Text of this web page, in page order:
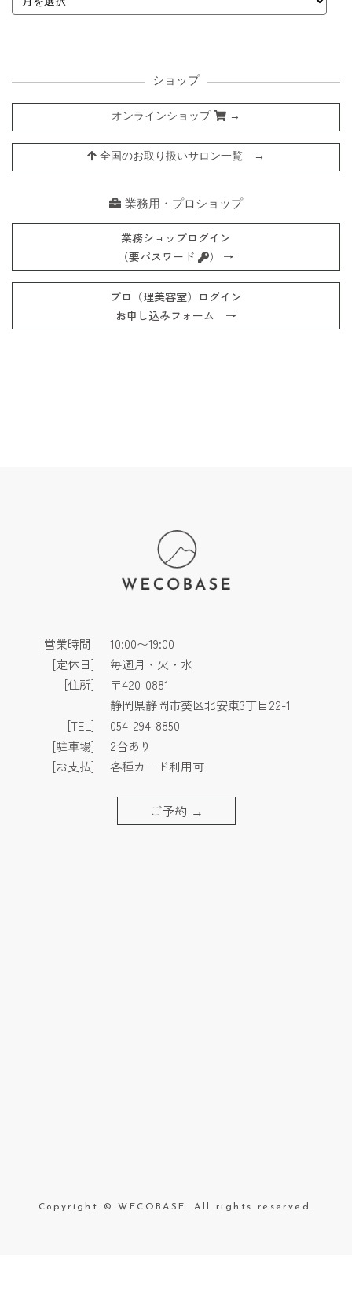
ショップ
オンラインショップ →
全国のお取り扱いサロン一覧 →
業務用・プロショップ
業務ショップログイン
（要パスワード
） →
プロ（理美容室）ログイン
お申し込みフォーム →
[営業時間]
10:00〜19:00
[定休日]
毎週月・火・水
[住所]
〒420-0881
静岡県静岡市葵区北安東3丁目22-1
[TEL]
054-294-8850
[駐車場]
2台あり
[お支払]
各種カード利用可
ご予約 →
Copyright © WECOBASE. All rights reserved.